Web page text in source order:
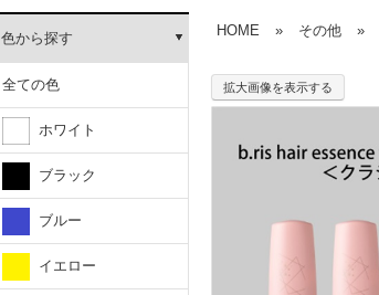
色から探す
全ての色
ホワイト
ブラック
ブルー
イエロー
HOME » その他 »
拡大画像を表示する